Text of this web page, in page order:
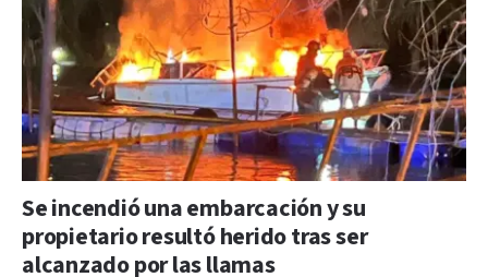
Se incendió una embarcación y su
propietario resultó herido tras ser
alcanzado por las llamas